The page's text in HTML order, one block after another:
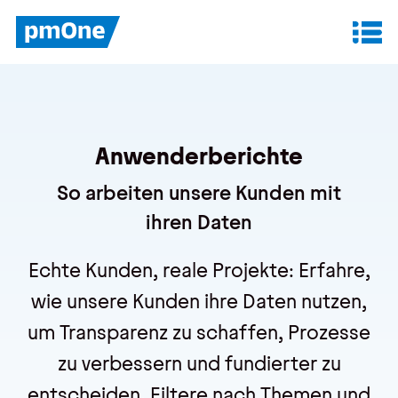
Anwenderberichte
So arbeiten unsere Kunden mit
ihren Daten
Echte Kunden, reale Projekte: Erfahre,
wie unsere Kunden ihre Daten nutzen,
um Transparenz zu schaffen, Prozesse
zu verbessern und fundierter zu
Datenanalyse & Reporting
Finanzplanung & Controlling
IT-Betrieb & Support
Insights
Anwenderberichte
Whitepaper
Blog